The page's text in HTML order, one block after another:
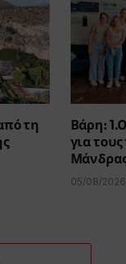
τη
Βάρη:
για
05/08/2026